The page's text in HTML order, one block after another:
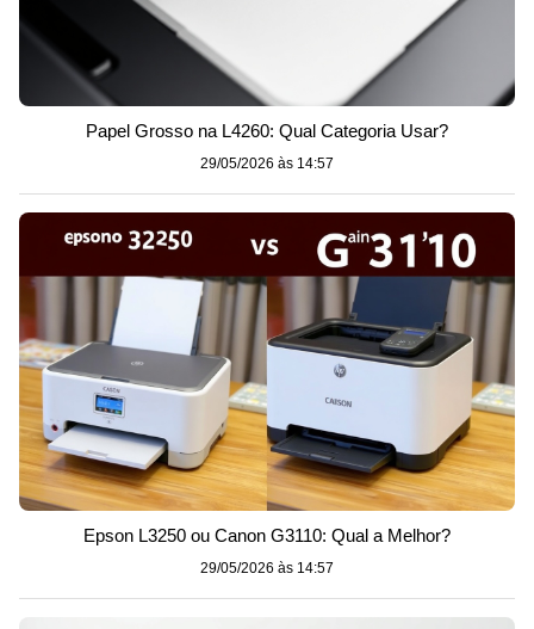
Papel Grosso na L4260: Qual Categoria Usar?
29/05/2026 às 14:57
Epson L3250 ou Canon G3110: Qual a Melhor?
29/05/2026 às 14:57